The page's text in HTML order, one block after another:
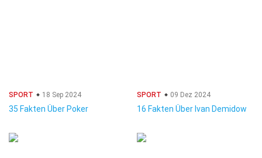
SPORT 18 Sep 2024
35 Fakten Über Poker
SPORT 09 Dez 2024
16 Fakten Über Ivan Demidow